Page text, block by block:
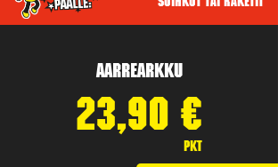
Suihkut tai raketit
Aarrearkku
23,90 €
pkt